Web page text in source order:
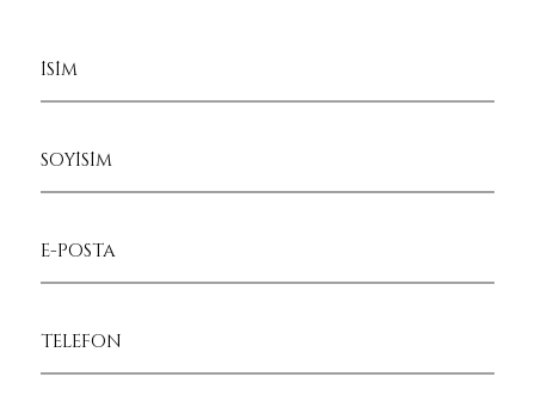
İSİM
SOYİSİM
E-POSTA
TELEFON